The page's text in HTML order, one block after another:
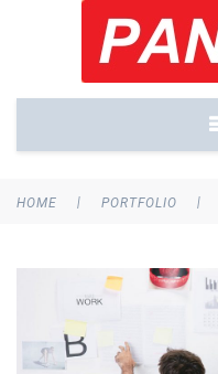
HOME | PORTFOLIO |